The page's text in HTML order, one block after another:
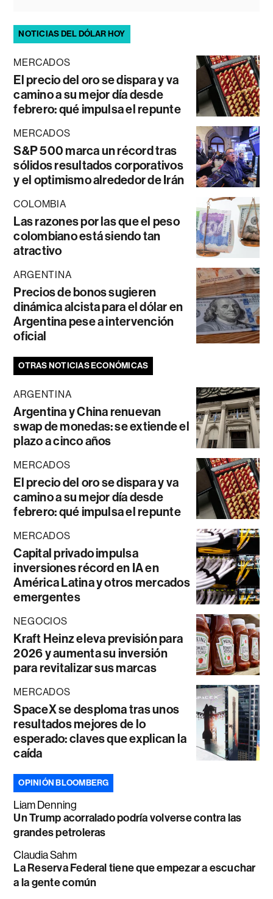
NOTICIAS DEL DÓLAR HOY
MERCADOS
El precio del oro se dispara y va
camino a su mejor día desde
febrero: qué impulsa el repunte
MERCADOS
S&P 500 marca un récord tras
sólidos resultados corporativos
y el optimismo alrededor de Irán
COLOMBIA
Las razones por las que el peso
colombiano está siendo tan
atractivo
ARGENTINA
Precios de bonos sugieren
dinámica alcista para el dólar en
Argentina pese a intervención
oficial
OTRAS NOTICIAS ECONÓMICAS
ARGENTINA
Argentina y China renuevan
swap de monedas: se extiende el
plazo a cinco años
MERCADOS
El precio del oro se dispara y va
camino a su mejor día desde
febrero: qué impulsa el repunte
MERCADOS
Capital privado impulsa
inversiones récord en IA en
América Latina y otros mercados
emergentes
NEGOCIOS
Kraft Heinz eleva previsión para
2026 y aumenta su inversión
para revitalizar sus marcas
MERCADOS
SpaceX se desploma tras unos
resultados mejores de lo
esperado: claves que explican la
caída
OPINIÓN BLOOMBERG
Liam Denning
Un Trump acorralado podría volverse contra las
grandes petroleras
Claudia Sahm
La Reserva Federal tiene que empezar a escuchar
a la gente común